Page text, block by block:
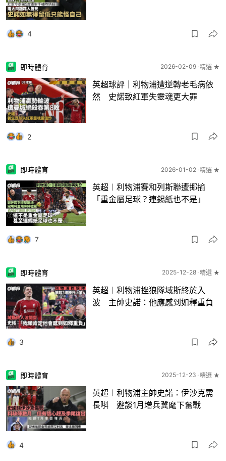
4
即時體育 2026-02-09 精選 ★
英超球評｜利物浦遭逆轉老毛病依
然 史諾致紅軍失靈魂更大罪
2
即時體育 2026-01-02 精選 ★
英超︱利物浦賽和列斯聯遭揶揄
「重金屬足球？連錫紙也不是」
7
即時體育 2025-12-28 精選 ★
英超︱利物浦挫狼隊域斯終於入
波 主帥史諾：他應感到如釋重負
3
即時體育 2025-12-23 精選 ★
英超︱利物浦主帥史諾：伊沙克需
長唞 避談1月增兵冀麾下奮戰
4